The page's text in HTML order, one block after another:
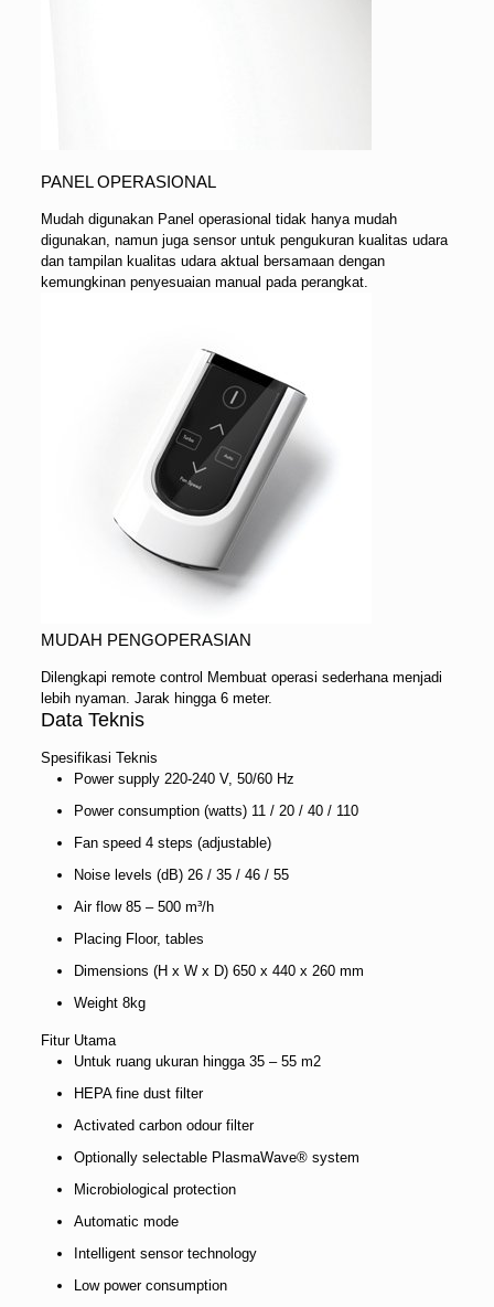
PANEL OPERASIONAL
Mudah digunakan Panel operasional tidak hanya mudah
digunakan, namun juga sensor untuk pengukuran kualitas udara
dan tampilan kualitas udara aktual bersamaan dengan
kemungkinan penyesuaian manual pada perangkat.
MUDAH PENGOPERASIAN
Dilengkapi remote control Membuat operasi sederhana menjadi
lebih nyaman. Jarak hingga 6 meter.
Data Teknis
Spesifikasi Teknis
Power supply 220-240 V, 50/60 Hz
Power consumption (watts) 11 / 20 / 40 / 110
Fan speed 4 steps (adjustable)
Noise levels (dB) 26 / 35 / 46 / 55
Air flow 85 – 500 m³/h
Placing Floor, tables
Dimensions (H x W x D) 650 x 440 x 260 mm
Weight 8kg
Fitur Utama
Untuk ruang ukuran hingga 35 – 55 m2
HEPA fine dust filter
Activated carbon odour filter
Optionally selectable PlasmaWave® system
Microbiological protection
Automatic mode
Intelligent sensor technology
Low power consumption